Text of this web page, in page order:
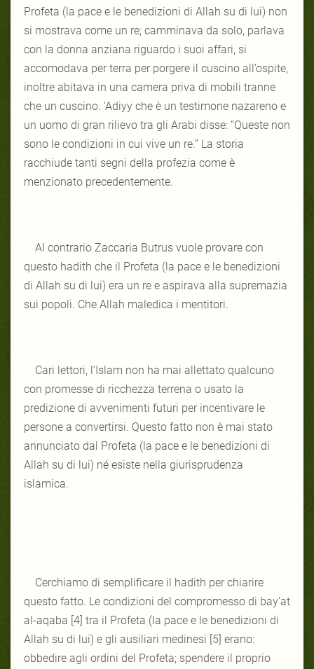
Profeta (la pace e le benedizioni di Allah su di lui) non
si mostrava come un re; camminava da solo, parlava
con la donna anziana riguardo i suoi affari, si
accomodava per terra per porgere il cuscino all’ospite,
inoltre abitava in una camera priva di mobili tranne
che un cuscino. ‘Adiyy che è un testimone nazareno e
un uomo di gran rilievo tra gli Arabi disse: “Queste non
sono le condizioni in cui vive un re.” La storia
racchiude tanti segni della profezia come è
menzionato precedentemente.
Al contrario Zaccaria Butrus vuole provare con
questo hadith che il Profeta (la pace e le benedizioni
di Allah su di lui) era un re e aspirava alla supremazia
sui popoli. Che Allah maledica i mentitori.
Cari lettori, l’Islam non ha mai allettato qualcuno
con promesse di ricchezza terrena o usato la
predizione di avvenimenti futuri per incentivare le
persone a convertirsi. Questo fatto non è mai stato
annunciato dal Profeta (la pace e le benedizioni di
Allah su di lui) né esiste nella giurisprudenza
islamica.
Cerchiamo di semplificare il hadith per chiarire
questo fatto. Le condizioni del compromesso di bay'at
al-aqaba [4] tra il Profeta (la pace e le benedizioni di
Allah su di lui) e gli ausiliari medinesi [5] erano:
obbedire agli ordini del Profeta; spendere il proprio